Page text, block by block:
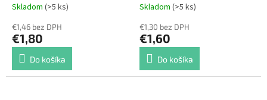
Skladom (>5 ks)
€1,46 bez DPH
€1,80
Do košíka
Skladom (>5 ks)
€1,30 bez DPH
€1,60
Do košíka